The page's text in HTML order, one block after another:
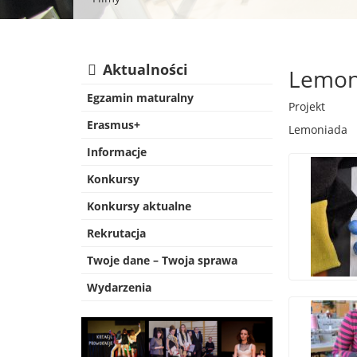
Aktualności
Egzamin maturalny
Erasmus+
Informacje
Konkursy
Konkursy aktualne
Rekrutacja
Twoje dane – Twoja sprawa
Wydarzenia
Projekt
Lemoniada